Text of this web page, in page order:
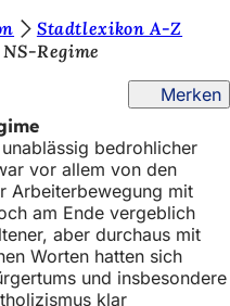
Stadtlexikon A-Z
Regime
Merken
bedrohlicher
vor allem von den
Arbeiterbewegung mit
am Ende vergeblich
aber durchaus mit
Worten hatten sich
und insbesondere
klar